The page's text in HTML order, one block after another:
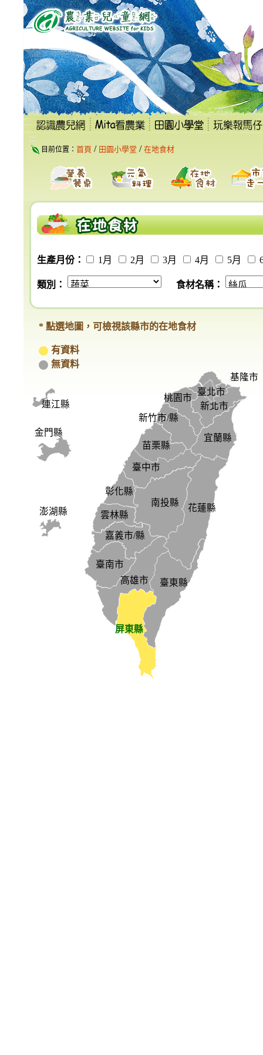
跳
到
要
內
容
區
塊
:::
目前位置： 首頁 / 田園小學堂 / 在地食材
生產月份： 1月 2月 3月 4月 5月
類別： 食材名稱：
* 點選地圖，可檢視該縣市的在地食材
有資料
無資料
連江縣
金門縣
澎湖縣
基隆市
新北市
臺北市
桃園市
新竹市/縣
苗栗縣
臺中市
南投縣
彰化縣
雲林縣
嘉義市/縣
臺南市
高雄市
屏東縣
宜蘭縣
花蓮縣
臺東縣